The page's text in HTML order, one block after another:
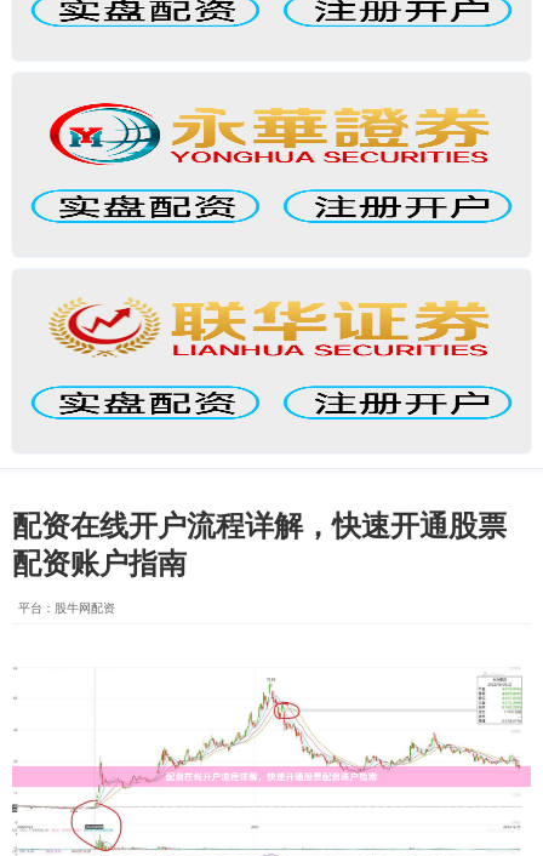
配资在线开户流程详解，快速开通股票
配资账户指南
平台：股牛网配资